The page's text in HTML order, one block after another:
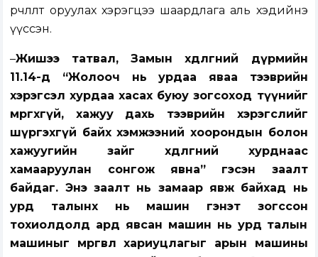
өөрчлөлт оруулах хэрэгцээ шаардлага аль хэдийнэ
үүссэн.
–Жишээ татвал, Замын хөдөлгөөний дүрмийн
11.14-д “Жолооч нь урдаа яваа тээврийн
хэрэгсэл хурдаа хасах буюу зогсоход түүнийг
мөргөхгүй, хажуу дахь тээврийн хэрэгслийг
шүргэхгүй байх хэмжээний хоорондын болон
хажуугийн зайг хөдөлгөөний хурднаас
хамааруулан сонгож явна” гэсэн заалт
байдаг. Энэ заалт нь замаар явж байхад нь
урд талынх нь машин гэнэт зогссон
тохиолдолд ард явсан машин нь урд талын
машиныг мөргөвөл хариуцлагыг арын машины